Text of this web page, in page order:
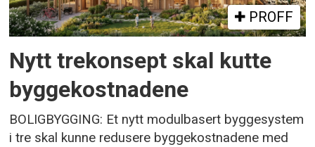
PROFF
Nytt trekonsept skal kutte
byggekostnadene
BOLIGBYGGING: Et nytt modulbasert byggesystem
i tre skal kunne redusere byggekostnadene med